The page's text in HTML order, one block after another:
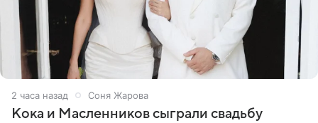
2 часа назад Соня Жарова
Кока и Масленников сыграли свадьбу